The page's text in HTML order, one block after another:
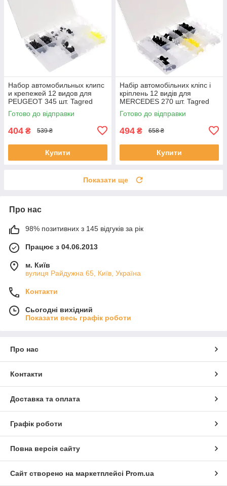
Набор автомобильных клипс
и крепежей 12 видов для
PEUGEOT 345 шт. Tagred
TA1142
Готово до відправки
404 ₴ 539 ₴
Купити
Набір автомобільних кліпс і
кріплень 12 видів для
MERCEDES 270 шт. Tagred
TA1148
Готово до відправки
494 ₴ 658 ₴
Купити
Показати ще
Про нас
98% позитивних з 145 відгуків за рік
Працює з 04.06.2013
м. Київ
вулиця Райдужна 65, Київ, Україна
Контакти
Сьогодні вихідний
Показати весь графік роботи
Про нас
Контакти
Доставка та оплата
Графік роботи
Повна версія сайту
Сайт створено на маркетплейсі Prom.ua